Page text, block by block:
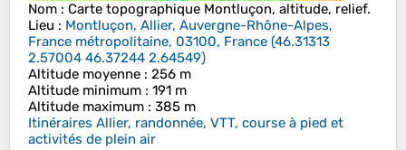
Nom : Carte topographique Montluçon, altitude, relief.
Lieu : Montluçon, Allier, Auvergne-Rhône-Alpes,
France métropolitaine, 03100, France (46.31313
2.57004 46.37244 2.64549)
Altitude moyenne : 256 m
Altitude minimum : 191 m
Altitude maximum : 385 m
Itinéraires Allier, randonnée, VTT, course à pied et
activités de plein air